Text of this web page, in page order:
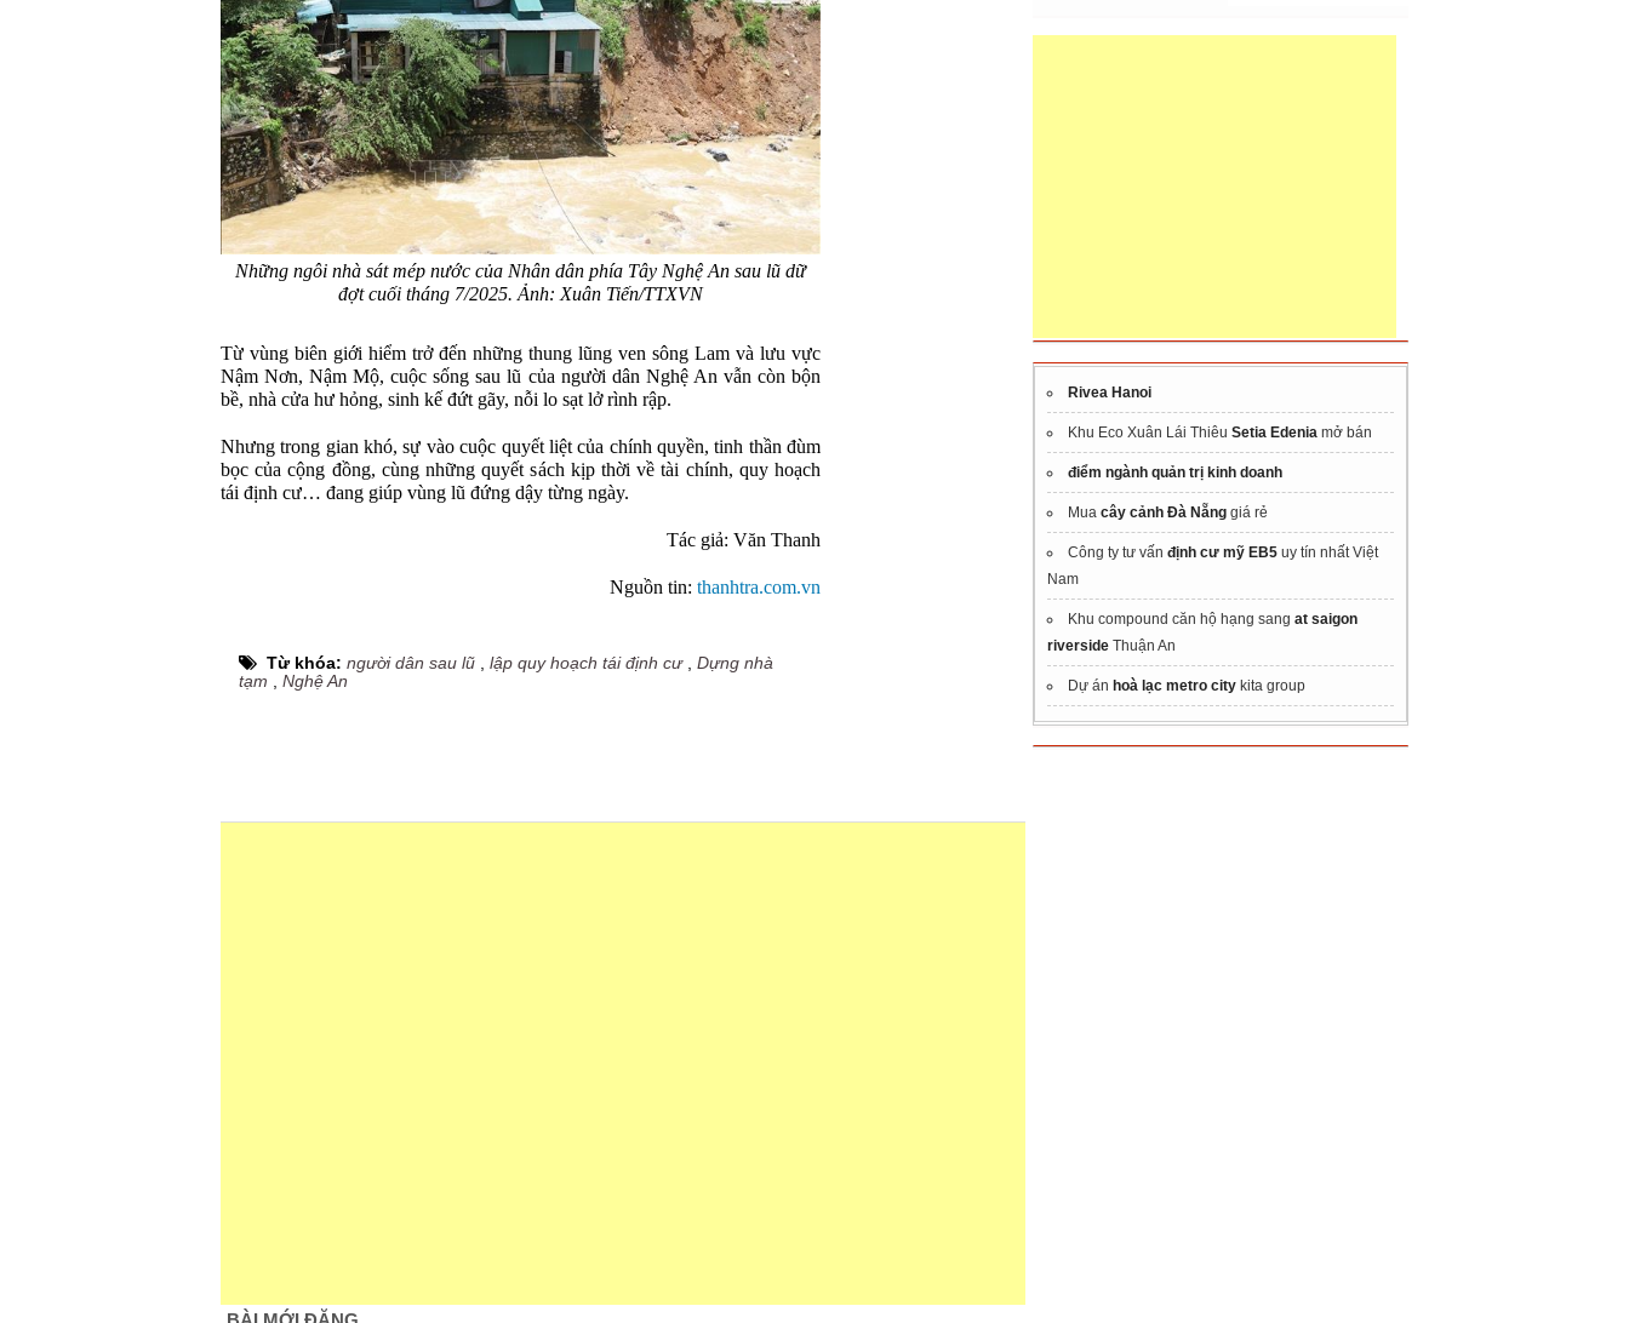
Những ngôi nhà sát mép nước của Nhân dân phía Tây Nghệ An sau lũ dữ
đợt cuối tháng 7/2025. Ảnh: Xuân Tiến/TTXVN
Từ vùng biên giới hiểm trở đến những thung lũng ven sông Lam và lưu vực
Nậm Nơn, Nậm Mộ, cuộc sống sau lũ của người dân Nghệ An vẫn còn bộn
bề, nhà cửa hư hỏng, sinh kế đứt gãy, nỗi lo sạt lở rình rập.
Nhưng trong gian khó, sự vào cuộc quyết liệt của chính quyền, tinh thần đùm
bọc của cộng đồng, cùng những quyết sách kịp thời về tài chính, quy hoạch
tái định cư… đang giúp vùng lũ đứng dậy từng ngày.
Tác giả: Văn Thanh
Nguồn tin: thanhtra.com.vn
Từ khóa: người dân sau lũ lập quy hoạch tái định cư, Dựng nhà
tạm
Nghệ An
Rivea Hanoi
Khu Eco Xuân Lái Thiêu Setia Edenia mở bán
điểm ngành quản trị kinh doanh
Mua cây cảnh Đà Nẵng giá rẻ
Công ty tư vấn định cư mỹ EB5 uy tín nhất Việt
Nam
Khu compound căn hộ hạng sang at saigon
riverside Thuận An
Dự án hoà lạc metro city kita group